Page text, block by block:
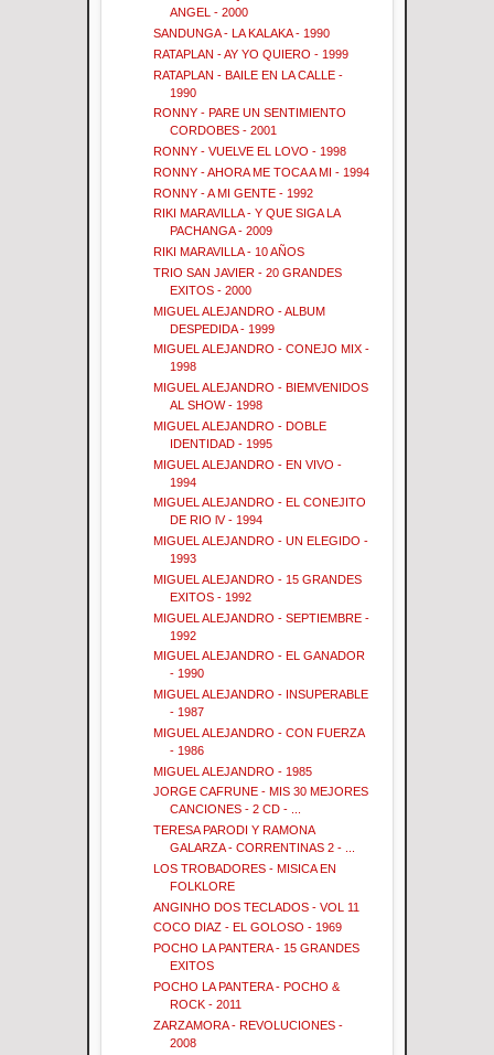
ANGEL - 2000
SANDUNGA - LA KALAKA - 1990
RATAPLAN - AY YO QUIERO - 1999
RATAPLAN - BAILE EN LA CALLE -
1990
RONNY - PARE UN SENTIMIENTO
CORDOBES - 2001
RONNY - VUELVE EL LOVO - 1998
RONNY - AHORA ME TOCA A MI - 1994
RONNY - A MI GENTE - 1992
RIKI MARAVILLA - Y QUE SIGA LA
PACHANGA - 2009
RIKI MARAVILLA - 10 AÑOS
TRIO SAN JAVIER - 20 GRANDES
EXITOS - 2000
MIGUEL ALEJANDRO - ALBUM
DESPEDIDA - 1999
MIGUEL ALEJANDRO - CONEJO MIX -
1998
MIGUEL ALEJANDRO - BIEMVENIDOS
AL SHOW - 1998
MIGUEL ALEJANDRO - DOBLE
IDENTIDAD - 1995
MIGUEL ALEJANDRO - EN VIVO -
1994
MIGUEL ALEJANDRO - EL CONEJITO
DE RIO lV - 1994
MIGUEL ALEJANDRO - UN ELEGIDO -
1993
MIGUEL ALEJANDRO - 15 GRANDES
EXITOS - 1992
MIGUEL ALEJANDRO - SEPTIEMBRE -
1992
MIGUEL ALEJANDRO - EL GANADOR
- 1990
MIGUEL ALEJANDRO - INSUPERABLE
- 1987
MIGUEL ALEJANDRO - CON FUERZA
- 1986
MIGUEL ALEJANDRO - 1985
JORGE CAFRUNE - MIS 30 MEJORES
CANCIONES - 2 CD - ...
TERESA PARODI Y RAMONA
GALARZA - CORRENTINAS 2 - ...
LOS TROBADORES - MISICA EN
FOLKLORE
ANGINHO DOS TECLADOS - VOL 11
COCO DIAZ - EL GOLOSO - 1969
POCHO LA PANTERA - 15 GRANDES
EXITOS
POCHO LA PANTERA - POCHO &
ROCK - 2011
ZARZAMORA - REVOLUCIONES -
2008